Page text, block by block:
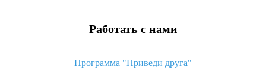
Работать с нами
Программа "Приведи друга"